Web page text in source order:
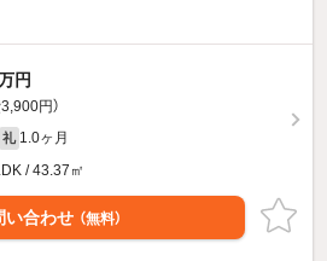
円
円）
礼 1.0ヶ月
/ 43.37㎡
い合わせ （無料）